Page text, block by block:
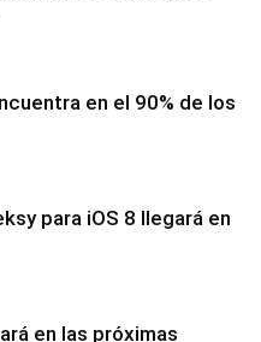
en el 90% de los
para iOS 8 llegará en
en las próximas